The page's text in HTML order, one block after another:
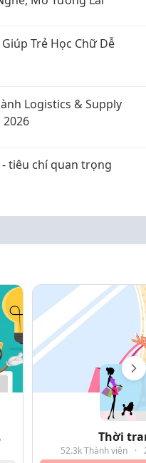
Trẻ Học Chữ Dễ
Logistics & Supply
2026
tiêu chí quan trọng
Thời
52.3k Thành viên ·